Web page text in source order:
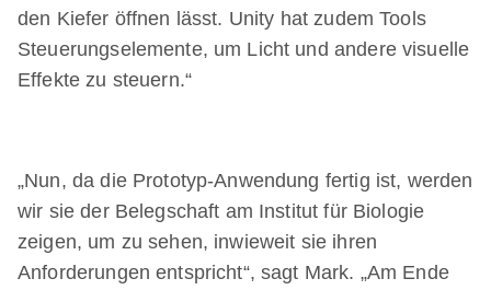
den Kiefer öffnen lässt. Unity hat zudem Tools
Steuerungselemente, um Licht und andere visuelle
Effekte zu steuern.“
„Nun, da die Prototyp-Anwendung fertig ist, werden
wir sie der Belegschaft am Institut für Biologie
zeigen, um zu sehen, inwieweit sie ihren
Anforderungen entspricht“, sagt Mark. „Am Ende